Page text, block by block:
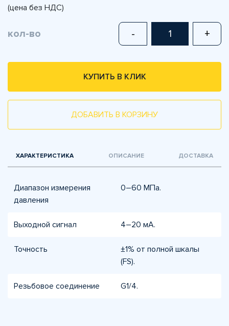
(цена без НДС)
кол-во - +
КУПИТЬ В КЛИК
ДОБАВИТЬ В КОРЗИНУ
ХАРАКТЕРИСТИКА ОПИСАНИЕ ДОСТАВКА
Диапазон измерения
давления
0–60 МПа.
Выходной сигнал 4–20 мА.
Точность
±1% от полной шкалы
(FS).
Резьбовое соединение G1/4.